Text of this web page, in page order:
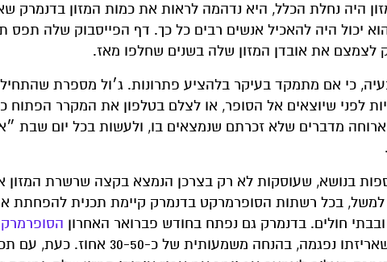
היה נחלת הכלל, היא נדהמה לראות את כמות המזון בדנמרק
יכול היה להאכיל אנשים רבים כל כך. דף הפייסבוק שלה תפס
לצמצם את אובדן המזון שלה בשנים שחלפו מאז.
כי אם מתמקד בעיקר בלהציע פתרונות. ג׳ול מספרת
לפני שיוצאים אל הסופר, או לצלם בטלפון את המקרר הפתוח
מדברים שלא זכרתם שנמצאים בו, ולעשות בכל יום שבת
בנושא, שעוסקות לא רק בצרכן הנמצא בקצה שרשרת המזון
בכל רשתות הסופרמרקט בדנמרק קיימת תכנית להפחתת
חולים. בדנמרק גם נפתח בחודש פברואר האחרון
שאינו למטרת רווח המוכר מזון שפג תוקפו או שאריזתו נפגמה, בהנחה משמעותית של כ-30-50